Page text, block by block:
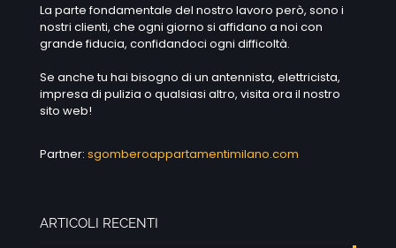
La parte fondamentale del nostro lavoro però, sono i
nostri clienti, che ogni giorno si affidano a noi con
grande fiducia, confidandoci ogni difficoltà.
Se anche tu hai bisogno di un antennista, elettricista,
impresa di pulizia o qualsiasi altro, visita ora il nostro
sito web!
Partner: sgomberoappartamentimilano.com
ARTICOLI RECENTI